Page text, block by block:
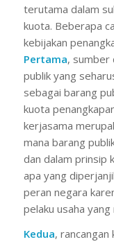
terutama dalam
kuota. Beberapa
kebijakan
Pertama, sumber
publik yang
sebagai barang
kuota
kerjasama
mana barang
dan dalam prinsip
apa yang
peran negara
pelaku usaha
Kedua, rancangan